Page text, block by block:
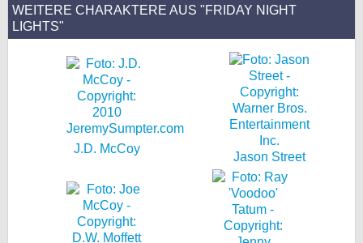
WEITERE CHARAKTERE AUS "FRIDAY NIGHT
LIGHTS"
J.D. McCoy
Jason Street
Cookie-Einstellungen
Impressum